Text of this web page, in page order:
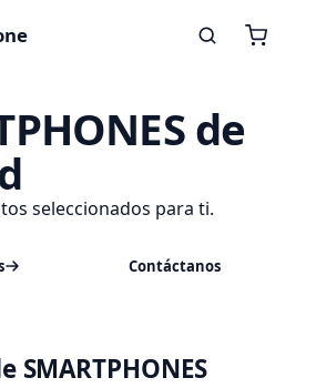
de
seleccionados para ti.
Contáctanos
SMARTPHONES